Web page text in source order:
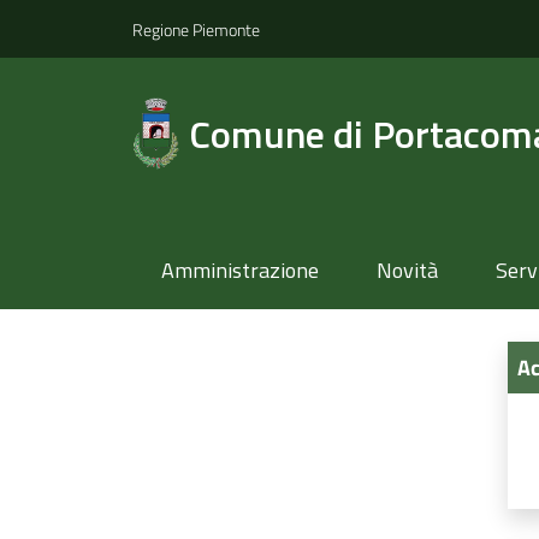
Regione Piemonte
Comune di
Amministrazione Novità